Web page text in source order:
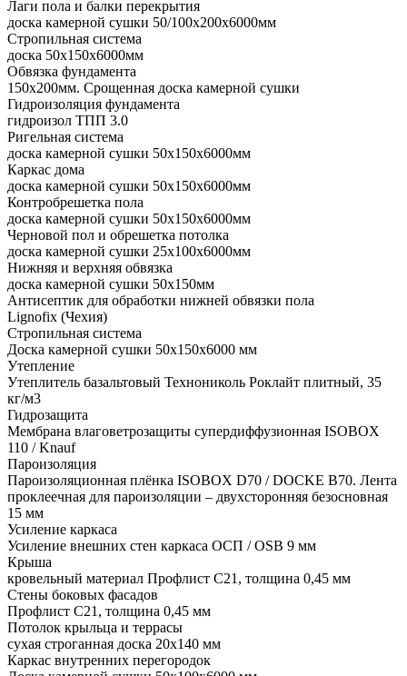
Лаги пола и балки перекрытия
доска камерной сушки 50/100x200x6000мм
Стропильная система
доска 50x150x6000мм
Обвязка фундамента
150x200мм. Срощенная доска камерной сушки
Гидроизоляция фундамента
гидроизол ТПП 3.0
Ригельная система
доска камерной сушки 50x150x6000мм
Каркас дома
доска камерной сушки 50x150x6000мм
Контробрешетка пола
доска камерной сушки 50x150x6000мм
Черновой пол и обрешетка потолка
доска камерной сушки 25x100x6000мм
Нижняя и верхняя обвязка
доска камерной сушки 50x150мм
Антисептик для обработки нижней обвязки пола
Lignofix (Чехия)
Стропильная система
Доска камерной сушки 50х150х6000 мм
Утепление
Утеплитель базальтовый Технониколь Роклайт плитный, 35
кг/м3
Гидрозащита
Мембрана влаговетрозащиты супердиффузионная ISOBOX
110 / Knauf
Пароизоляция
Пароизоляционная плёнка ISOBOX D70 / DOCKЕ B70. Лента
проклеечная для пароизоляции – двухсторонняя безосновная
15 мм
Усиление каркаса
Усиление внешних стен каркаса ОСП / OSB 9 мм
Крыша
кровельный материал Профлист С21, толщина 0,45 мм
Стены боковых фасадов
Профлист С21, толщина 0,45 мм
Потолок крыльца и террасы
сухая строганная доска 20х140 мм
Каркас внутренних перегородок